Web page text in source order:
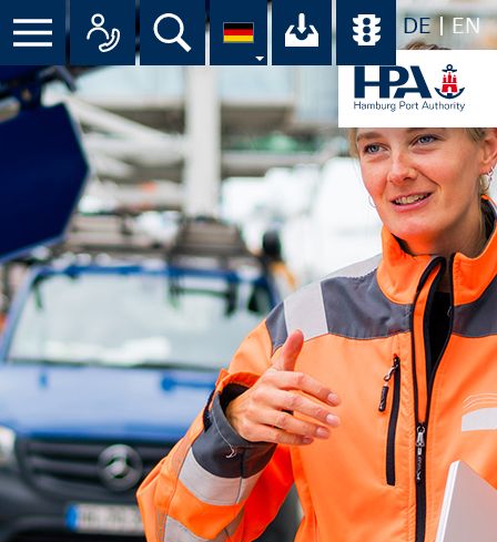
DE EN
Suche Ihr Download-